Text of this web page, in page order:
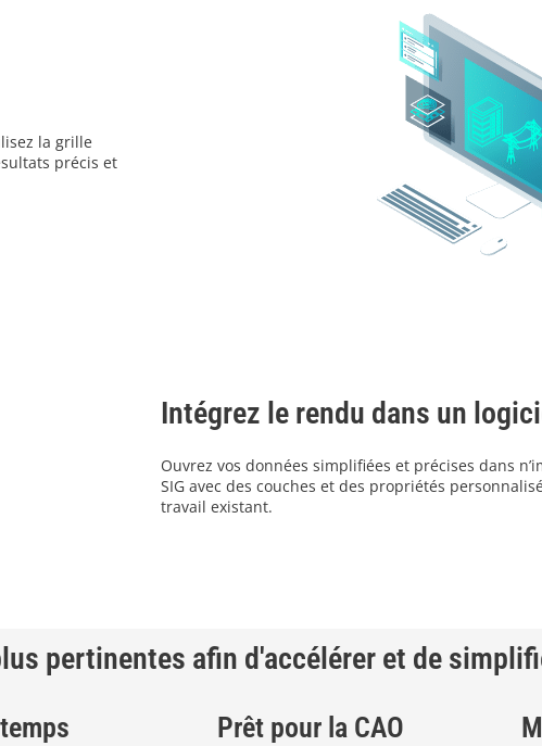
la grille
précis et
Intégrez le rendu dans un
Ouvrez vos données simplifiées et précises dans
SIG avec des couches et des propriétés
travail existant.
pertinentes afin d'accélérer et de
Prêt pour la CAO